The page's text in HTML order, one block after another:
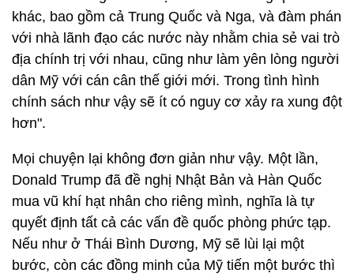
khác, bao gồm cả Trung Quốc và Nga, và đàm phán
với nhà lãnh đạo các nước này nhằm chia sẻ vai trò
địa chính trị với nhau, cũng như làm yên lòng người
dân Mỹ với cán cân thế giới mới. Trong tình hình
chính sách như vậy sẽ ít có nguy cơ xảy ra xung đột
hơn".
Mọi chuyện lại không đơn giản như vậy. Một lần,
Donald Trump đã đề nghị Nhật Bản và Hàn Quốc
mua vũ khí hạt nhân cho riêng mình, nghĩa là tự
quyết định tất cả các vấn đề quốc phòng phức tạp.
Nếu như ở Thái Bình Dương, Mỹ sẽ lùi lại một
bước, còn các đồng minh của Mỹ tiến một bước thì